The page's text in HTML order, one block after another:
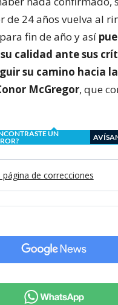
de 24 años vuelva al
fin de año y así
calidad ante sus
su camino hacia
McGregor, que
UN
página de correcciones